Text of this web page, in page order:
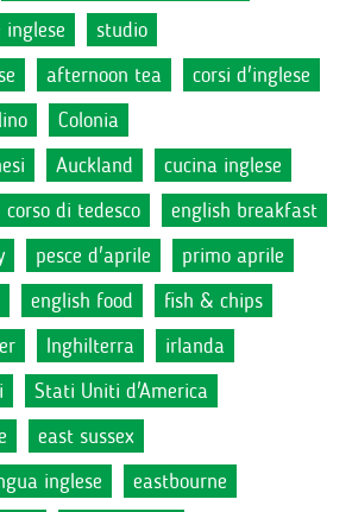
studio
afternoon tea
corsi d'inglese
Colonia
Auckland
cucina inglese
corso di tedesco
english breakfast
pesce d'aprile
primo aprile
english food
fish & chips
Inghilterra
irlanda
Stati Uniti d'America
east sussex
inglese
eastbourne